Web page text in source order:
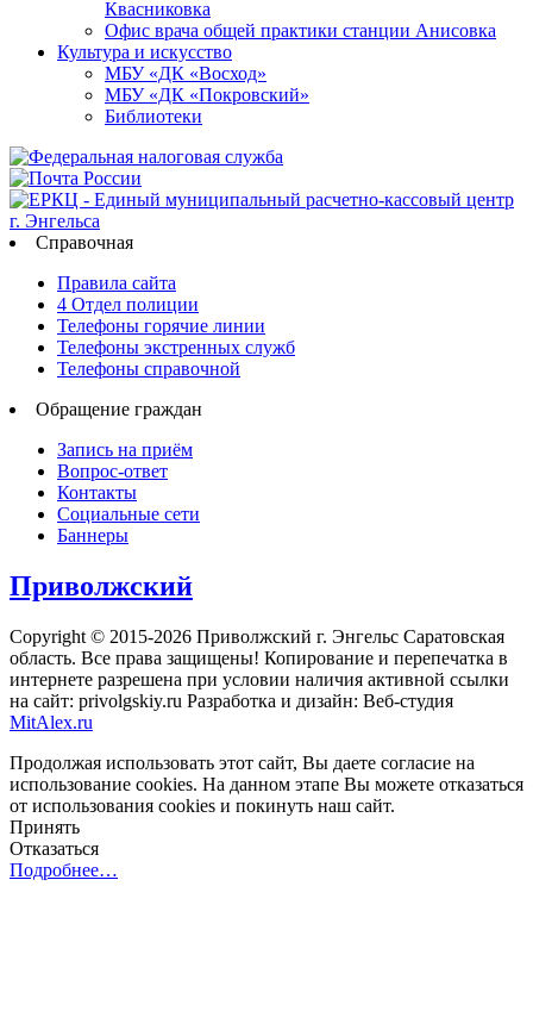
Квасниковка
Офис врача общей практики станции Анисовка
Культура и искусство
МБУ «ДК «Восход»
МБУ «ДК «Покровский»
Библиотеки
Справочная
Правила сайта
4 Отдел полиции
Телефоны горячие линии
Телефоны экстренных служб
Телефоны справочной
Обращение граждан
Запись на приём
Вопрос-ответ
Контакты
Социальные сети
Баннеры
Приволжский
Copyright © 2015-2026 Приволжский г. Энгельс Саратовская
область. Все права защищены! Копирование и перепечатка в
интернете разрешена при условии наличия активной ссылки
на сайт: privolgskiy.ru Разработка и дизайн: Веб-студия
MitAlex.ru
Продолжая использовать этот сайт, Вы даете согласие на
использование cookies. На данном этапе Вы можете отказаться
от использования cookies и покинуть наш сайт.
Принять
Отказаться
Подробнее…